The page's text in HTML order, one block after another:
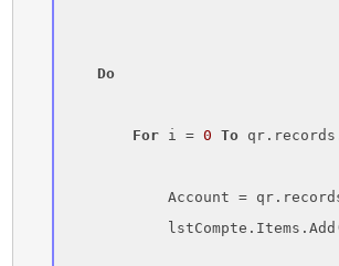
Do
For i = 0 To
Account =